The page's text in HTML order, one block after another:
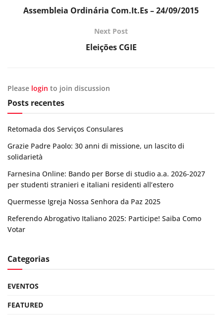
Assembleia Ordinária Com.It.Es – 24/09/2015
Next Post
Eleições CGIE
Please login to join discussion
Posts recentes
Retomada dos Serviços Consulares
Grazie Padre Paolo: 30 anni di missione, un lascito di
solidarietà
Farnesina Online: Bando per Borse di studio a.a. 2026-2027
per studenti stranieri e italiani residenti all’estero
Quermesse Igreja Nossa Senhora da Paz 2025
Referendo Abrogativo Italiano 2025: Participe! Saiba Como
Votar
Categorias
EVENTOS
FEATURED